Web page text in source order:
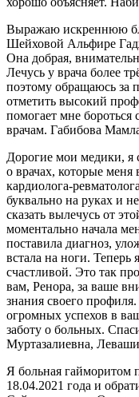
Выражаю искреннюю
Шейховой Альфире
Она добрая,
Лечусь у врача более
поэтому обращаюсь за
отметить высокий
помогает мне
врачам. Габибова
Дорогие мои медики, я
о врачах, которые
кардиолога-
буквально на руках и
сказать вылечусь от
моментально начала
поставила диагноз,
встала на ноги. Теперь
счастливой. Это так
вам, Ренора, за ваше
знания своего
огромных успехов в
заботу о больных.
Муртазалиевна,
Я больная гайморитом
18.04.2021 года и